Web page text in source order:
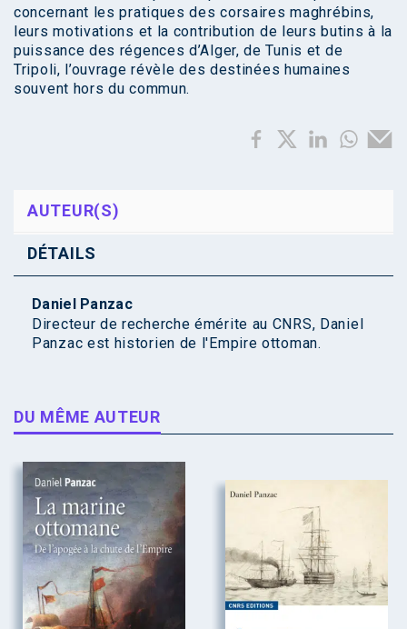
concernant les pratiques des corsaires maghrébins,
leurs motivations et la contribution de leurs butins à la
puissance des régences d’Alger, de Tunis et de
Tripoli, l’ouvrage révèle des destinées humaines
souvent hors du commun.
AUTEUR(S)
DÉTAILS
Daniel Panzac
Directeur de recherche émérite au CNRS, Daniel
Panzac est historien de l'Empire ottoman.
DU MÊME AUTEUR